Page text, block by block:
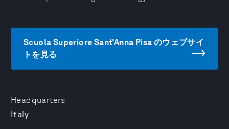
Headquarters
Italy
Scuola Superiore Sant'Anna Pisa のウェブサイ
トを見る